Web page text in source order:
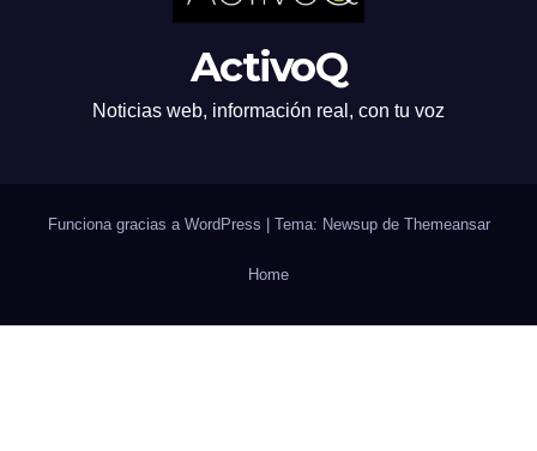
ActivoQ
Noticias web, información real, con tu voz
Funciona gracias a WordPress Tema: Newsup de Themeansar
Home